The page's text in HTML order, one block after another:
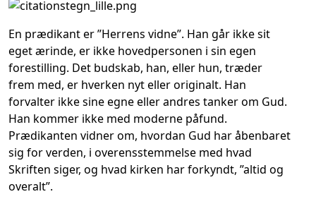
En prædikant er ”Herrens vidne”. Han går ikke sit
eget ærinde, er ikke hovedpersonen i sin egen
forestilling. Det budskab, han, eller hun, træder
frem med, er hverken nyt eller originalt. Han
forvalter ikke sine egne eller andres tanker om Gud.
Han kommer ikke med moderne påfund.
Prædikanten vidner om, hvordan Gud har åbenbaret
sig for verden, i overensstemmelse med hvad
Skriften siger, og hvad kirken har forkyndt, ”altid og
overalt”.